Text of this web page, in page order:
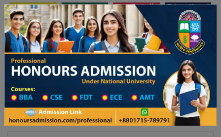
Toggle navigation অনার্স ভর্তি প্রফেশনাল অনার্স
Updates
২৬ শিক্ষাবর্ষের ১ম বর্ষের ভর্তি আবেদন বিজ্ঞপ্তি ঢাকা বিশ্ববিদ্যালয় ২০২৫-২৬ শিক্ষাবর্ষে
Law College List